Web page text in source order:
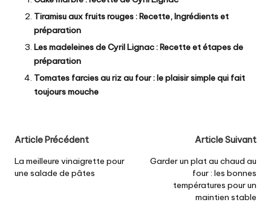
Tiramisu aux fruits rouges : Recette, Ingrédients et
préparation
Les madeleines de Cyril Lignac : Recette et étapes de
préparation
Tomates farcies au riz au four : le plaisir simple qui fait
toujours mouche
Post
navigation
Article Précédent
La meilleure vinaigrette pour
une salade de pâtes
Article Suivant
Garder un plat au chaud au
four : les bonnes
températures pour un
maintien stable